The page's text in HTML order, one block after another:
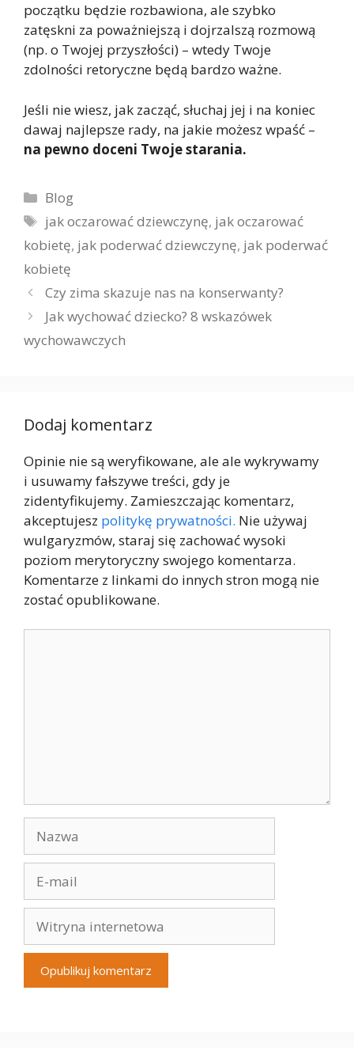
początku będzie rozbawiona, ale szybko
zatęskni za poważniejszą i dojrzalszą rozmową
(np. o Twojej przyszłości) – wtedy Twoje
zdolności retoryczne będą bardzo ważne.
Jeśli nie wiesz, jak zacząć, słuchaj jej i na koniec
dawaj najlepsze rady, na jakie możesz wpaść –
na pewno doceni Twoje starania.
Kategorie
Blog
Tagi
jak oczarować dziewczynę, jak oczarować
kobietę, jak poderwać dziewczynę, jak poderwać
kobietę
Czy zima skazuje nas na konserwanty?
Jak wychować dziecko? 8 wskazówek
wychowawczych
Dodaj komentarz
Opinie nie są weryfikowane, ale ale wykrywamy
i usuwamy fałszywe treści, gdy je
zidentyfikujemy. Zamieszczając komentarz,
akceptujesz politykę prywatności. Nie używaj
wulgaryzmów, staraj się zachować wysoki
poziom merytoryczny swojego komentarza.
Komentarze z linkami do innych stron mogą nie
zostać opublikowane.
mail
internetowa